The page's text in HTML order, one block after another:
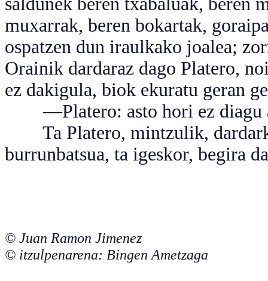
muxarrak, beren bokartak,
ospatzen dun iraulkako joalea;
Orainik dardaraz dago Platero,
ez dakigula, biok ekuratu geran
—Platero: asto hori ez diagu
Ta Platero, mintzulik,
burrunbatsua, ta igeskor, begira
© Juan Ramon Jimenez
© itzulpenarena: Bingen Ametzaga